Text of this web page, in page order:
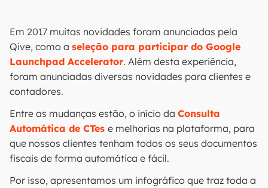
Em 2017 muitas novidades foram anunciadas pela
Qive, como a seleção para participar do Google
Launchpad Accelerator. Além desta experiência,
foram anunciadas diversas novidades para clientes e
contadores.
Entre as mudanças estão, o início da Consulta
Automática de CTes e melhorias na plataforma, para
que nossos clientes tenham todos os seus documentos
fiscais de forma automática e fácil.
Por isso, apresentamos um infográfico que traz toda a